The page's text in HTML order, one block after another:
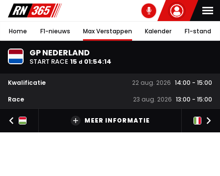
Home F1-nieuws Max Verstappen Kalender F1-stand
GP NEDERLAND
START RACE 15 d 01:54:13
Kwalificatie 22 aug. 2026 14:00 - 15:00
Race
23 aug. 2026 13:00 - 15:00
MEER INFORMATIE